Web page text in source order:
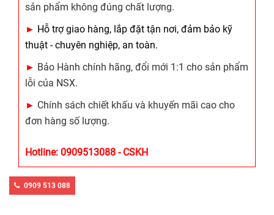
sản phẩm không đúng chất lượng.
► Hỗ trợ giao hàng, lắp đặt tận nơi, đảm bảo kỹ
thuật - chuyên nghiệp, an toàn.
► Bảo Hành chính hãng, đổi mới 1:1 cho sản phẩm
lỗi của NSX.
► Chính sách chiết khấu và khuyến mãi cao cho
đơn hàng số lượng.
Hotline: 0909513088 - CSKH
0909 513 088